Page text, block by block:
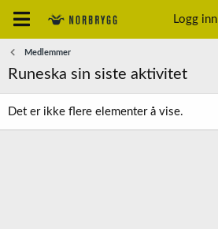
Logg inn
Medlemmer
Runeska sin siste aktivitet
Det er ikke flere elementer å vise.